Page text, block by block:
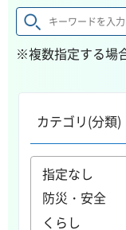
※複数指定する場
カテゴリ(分類)